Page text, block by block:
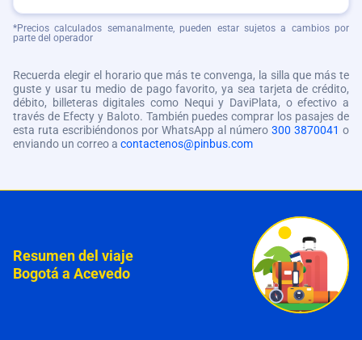
*Precios calculados semanalmente, pueden estar sujetos a cambios por
parte del operador
Recuerda elegir el horario que más te convenga, la silla que más te
guste y usar tu medio de pago favorito, ya sea tarjeta de crédito,
débito, billeteras digitales como Nequi y DaviPlata, o efectivo a
través de Efecty y Baloto. También puedes comprar los pasajes de
esta ruta escribiéndonos por WhatsApp al número 300 3870041 o
enviando un correo a contactenos@pinbus.com
Resumen del viaje
Bogotá a Acevedo